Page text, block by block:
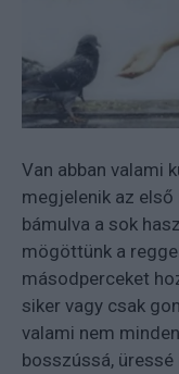
Van abban valami
megjelenik az első
bámulva a sok
mögöttünk a
másodperceket
siker vagy csak
valami nem
bosszússá,